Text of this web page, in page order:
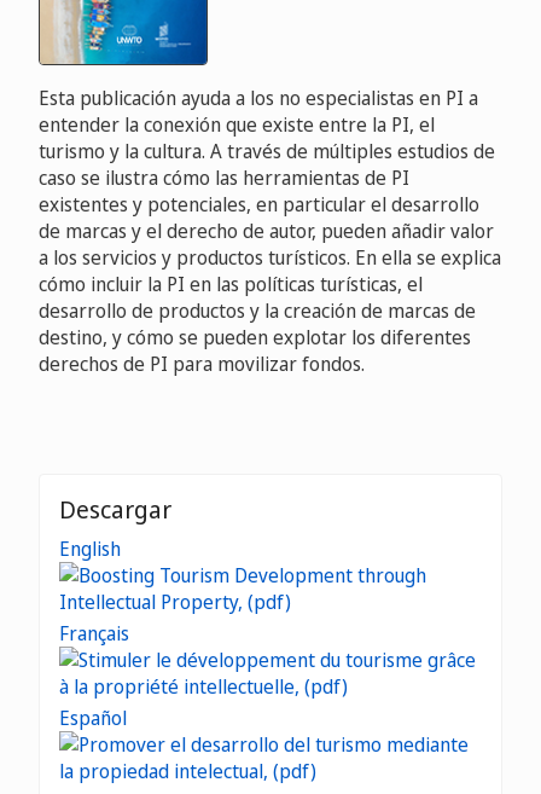
Esta publicación ayuda a los no especialistas en PI a
entender la conexión que existe entre la PI, el
turismo y la cultura. A través de múltiples estudios de
caso se ilustra cómo las herramientas de PI
existentes y potenciales, en particular el desarrollo
de marcas y el derecho de autor, pueden añadir valor
a los servicios y productos turísticos. En ella se explica
cómo incluir la PI en las políticas turísticas, el
desarrollo de productos y la creación de marcas de
destino, y cómo se pueden explotar los diferentes
derechos de PI para movilizar fondos.
Descargar
English
Français
Español